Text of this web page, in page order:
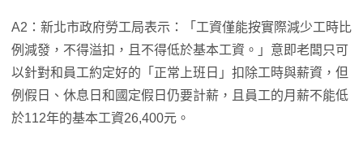
A2：新北市政府勞工局表示：「工資僅能按實際減少工時比
例減發，不得溢扣，且不得低於基本工資。」意即老闆只可
以針對和員工約定好的「正常上班日」扣除工時與薪資，但
例假日、休息日和國定假日仍要計薪，且員工的月薪不能低
於112年的基本工資26,400元。